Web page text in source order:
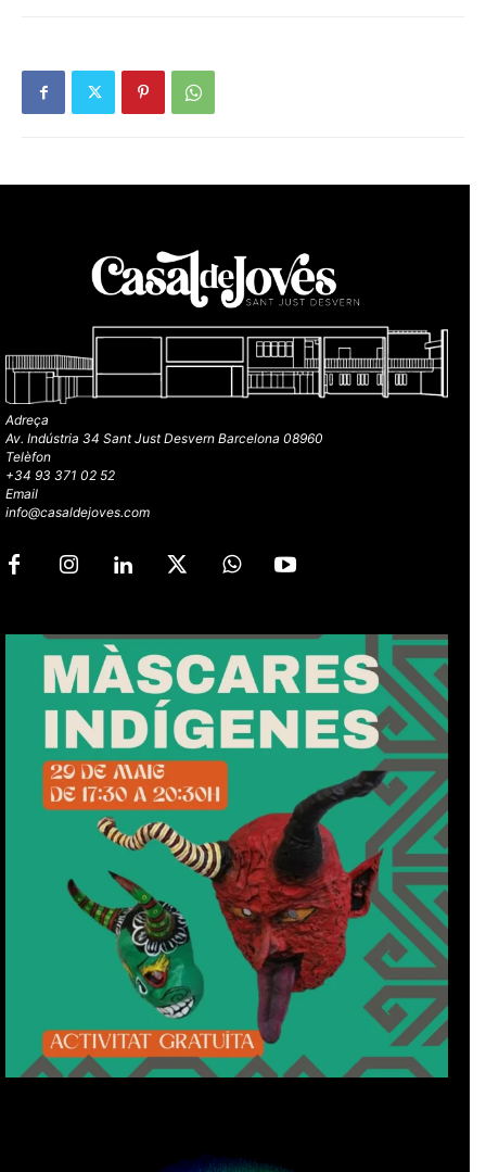
Adreça
Av. Indústria 34 Sant Just Desvern Barcelona 08960
Telèfon
+34 93 371 02 52
Email
info@casaldejoves.com